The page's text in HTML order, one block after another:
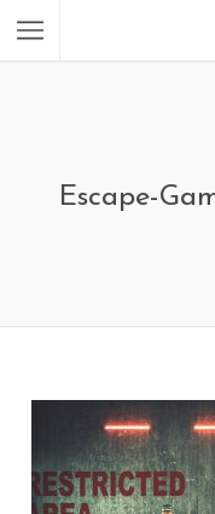
Escape-